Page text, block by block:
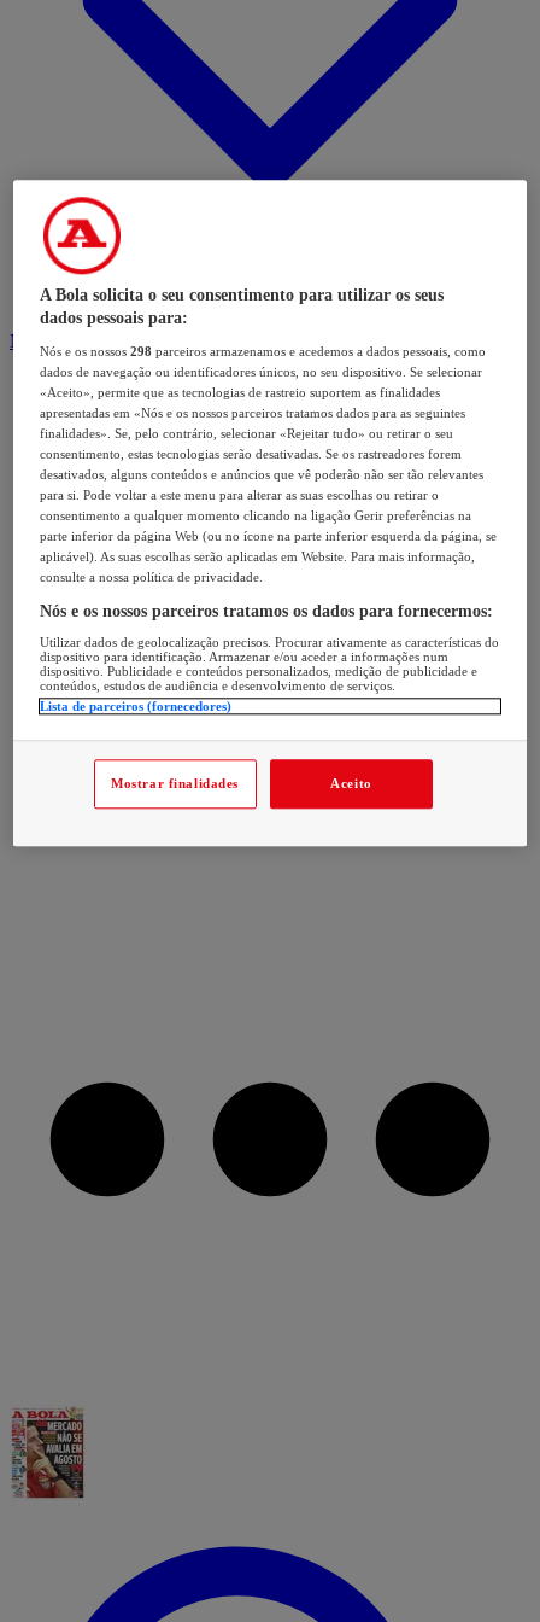
Modalidades
A Bola solicita o seu consentimento para utilizar os seus
dados pessoais para:
Nós e os nossos298 parceiros armazenamos e acedemos a dados pessoais, como
dados de navegação ou identificadores únicos, no seu dispositivo. Se selecionar
«Aceito», permite que as tecnologias de rastreio suportem as finalidades
apresentadas em «Nós e os nossos parceiros tratamos dados para as seguintes
finalidades». Se, pelo contrário, selecionar «Rejeitar tudo» ou retirar o seu
consentimento, estas tecnologias serão desativadas. Se os rastreadores forem
desativados, alguns conteúdos e anúncios que vê poderão não ser tão relevantes
para si. Pode voltar a este menu para alterar as suas escolhas ou retirar o
consentimento a qualquer momento clicando na ligação Gerir preferências na
parte inferior da página Web (ou no ícone na parte inferior esquerda da página, se
aplicável). As suas escolhas serão aplicadas em Website. Para mais informação,
consulte a nossa política de privacidade.
Nós e os nossos parceiros tratamos os dados para fornecermos:
Utilizar dados de geolocalização precisos. Procurar ativamente as características do
dispositivo para identificação. Armazenar e/ou aceder a informações num
dispositivo. Publicidade e conteúdos personalizados, medição de publicidade e
conteúdos, estudos de audiência e desenvolvimento de serviços.
Lista de parceiros (fornecedores)
Mostrar finalidades Aceito